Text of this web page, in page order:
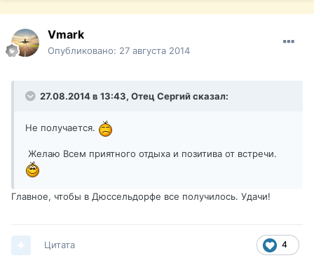
Vmark
Опубликовано: 27 августа 2014
27.08.2014 в 13:43, Отец Сергий сказал:
Не получается.
Желаю Всем приятного отдыха и позитива от встречи.
Главное, чтобы в Дюссельдорфе все получилось. Удачи!
4
Цитата